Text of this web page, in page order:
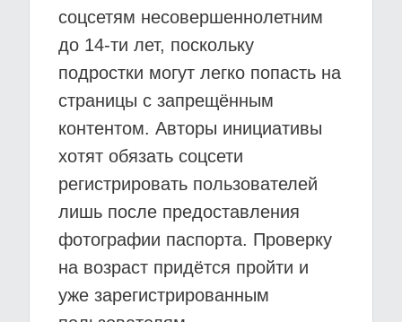
соцсетям несовершеннолетним
до 14-ти лет, поскольку
подростки могут легко попасть на
страницы с запрещённым
контентом. Авторы инициативы
хотят обязать соцсети
регистрировать пользователей
лишь после предоставления
фотографии паспорта. Проверку
на возраст придётся пройти и
уже зарегистрированным